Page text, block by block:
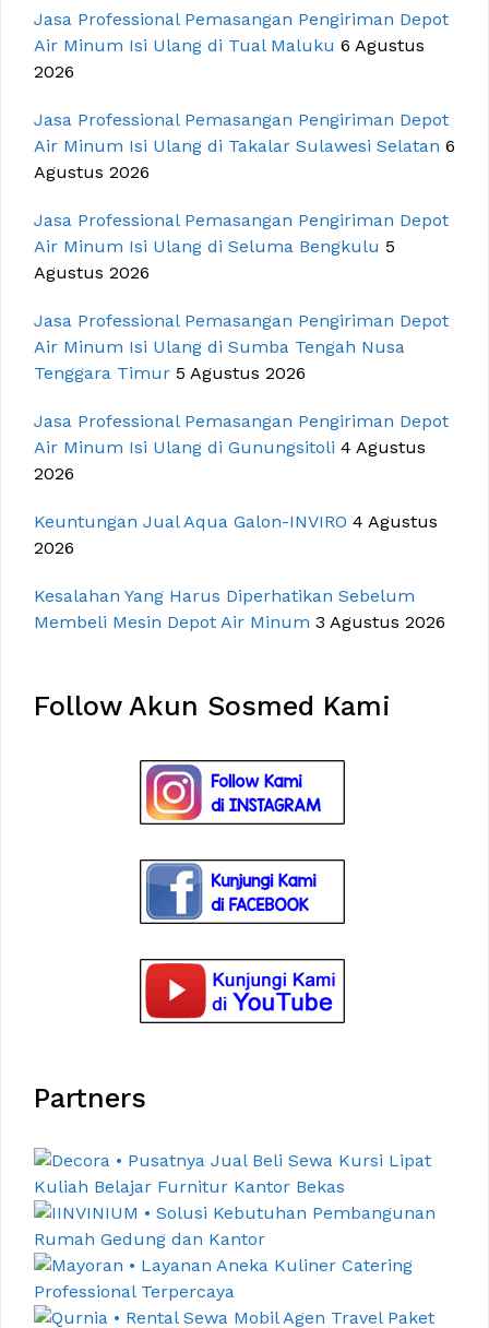
Jasa Professional Pemasangan Pengiriman Depot
Air Minum Isi Ulang di Tual Maluku 6 Agustus
2026
Jasa Professional Pemasangan Pengiriman Depot
Air Minum Isi Ulang di Takalar Sulawesi Selatan 6
Agustus 2026
Jasa Professional Pemasangan Pengiriman Depot
Air Minum Isi Ulang di Seluma Bengkulu 5
Agustus 2026
Jasa Professional Pemasangan Pengiriman Depot
Air Minum Isi Ulang di Sumba Tengah Nusa
Tenggara Timur 5 Agustus 2026
Jasa Professional Pemasangan Pengiriman Depot
Air Minum Isi Ulang di Gunungsitoli 4 Agustus
2026
Keuntungan Jual Aqua Galon-INVIRO 4 Agustus
2026
Kesalahan Yang Harus Diperhatikan Sebelum
Membeli Mesin Depot Air Minum 3 Agustus 2026
Follow Akun Sosmed Kami
Partners